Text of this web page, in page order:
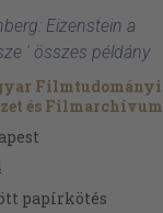
Eizenstein a
' összes példány
Filmtudományi
és Filmarchívum
papírkötés